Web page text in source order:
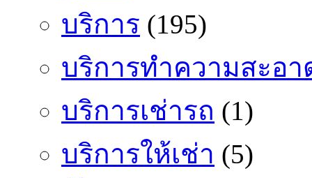
บริการ (195)
บริการทำความสะอา
บริการเช่ารถ (1)
บริการให้เช่า (5)